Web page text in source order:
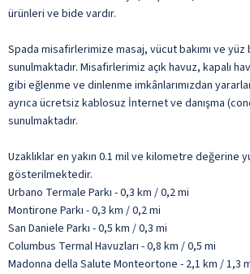
ürünleri ve bide vardır.
Spada misafirlerimize masaj, vücut bakımı ve yüz
sunulmaktadır. Misafirlerimiz açık havuz, kapalı
gibi eğlenme ve dinlenme imkânlarımızdan
ayrıca ücretsiz kablosuz İnternet ve danışma
sunulmaktadır.
Uzaklıklar en yakın 0.1 mil ve kilometre değerine
gösterilmektedir.
Urbano Termale Parkı - 0,3 km / 0,2 mi
Montirone Parkı - 0,3 km / 0,2 mi
San Daniele Parkı - 0,5 km / 0,3 mi
Columbus Termal Havuzları - 0,8 km / 0,5 mi
Madonna della Salute Monteortone - 2,1 km / 1,3